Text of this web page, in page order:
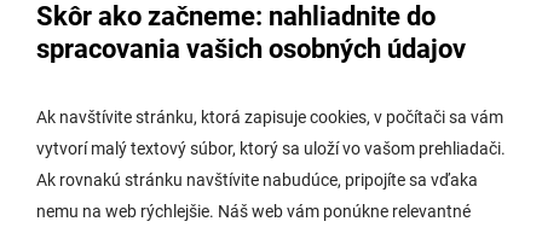
Skôr ako začneme: nahliadnite do
spracovania vašich osobných údajov
Ak navštívite stránku, ktorá zapisuje cookies, v počítači sa vám
vytvorí malý textový súbor, ktorý sa uloží vo vašom prehliadači.
Ak rovnakú stránku navštívite nabudúce, pripojíte sa vďaka
nemu na web rýchlejšie. Náš web vám ponúkne relevantné
Úradná tabuľa stavebného úradu
Potrebujem vybaviť
Samospráva